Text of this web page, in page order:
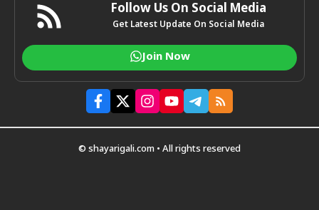
Follow Us On Social Media
Get Latest Update On Social Media
Join Now
© shayarigali.com • All rights reserved